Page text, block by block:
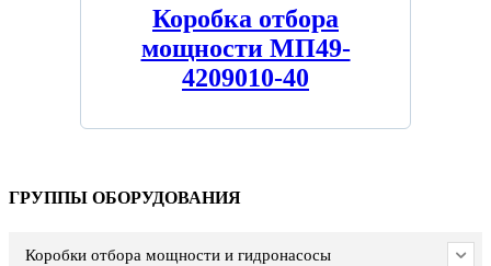
Коробка отбора
мощности МП49-
4209010-40
ГРУППЫ ОБОРУДОВАНИЯ
Коробки отбора мощности и гидронасосы